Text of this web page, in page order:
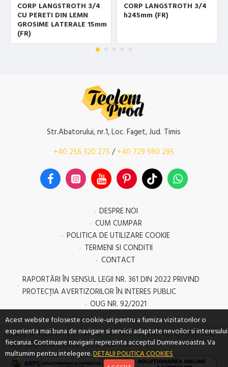
CORP LANGSTROTH 3/4
CU PERETI DIN LEMN
GROSIME LATERALE 15mm
(FR)
CORP LANGSTROTH 3/4
h245mm (FR)
Str.Abatorului, nr.1, Loc. Faget, Jud. Timis
+40 256 320 275 /+40 729 980 295
DESPRE NOI
CUM CUMPAR
POLITICA DE UTILIZARE COOKIE
TERMENI SI CONDITII
CONTACT
RAPORTĂRI ÎN SENSUL LEGII NR. 361 DIN 2022 PRIVIND
PROTECŢIA AVERTIZORILOR ÎN INTERES PUBLIC
OUG NR. 92/2021
© 2023 SC TECLEM PROD SRL, CIF: RO 10807130 | Nr. reg.: J35/703/1998 -
Toate drepturile rezervate - by DevPro.ro
Acest website foloseste cookie-uri pentru a furniza vizitatorilor o
experienta mai buna de navigare si servicii adaptate nevoilor si interesului
fiecaruia. Continuare navigarii reprezinta acceptul Dumneavoastra. Va
multumim pentru intelegere.DETALII POLITICA COOKIES